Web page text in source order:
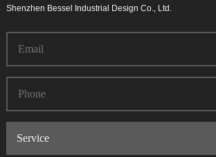
Shenzhen Bessel Industrial Design Co., Ltd.